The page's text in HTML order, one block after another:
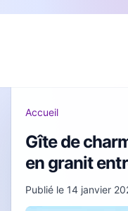
Accueil
Gîte de
en granit
Publié le 14 janvier